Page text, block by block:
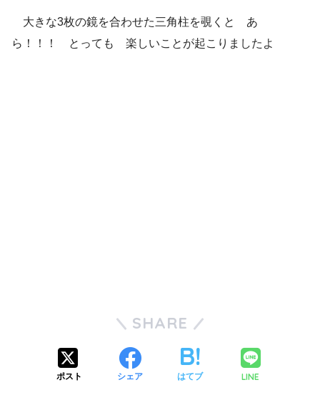
大きな3枚の鏡を合わせた三角柱を覗くと あ
ら！！！ とっても 楽しいことが起こりましたよ
SHARE
ポスト シェア はてブ LINE